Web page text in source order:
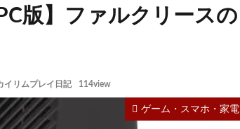
版】ファルクリースの
イリムプレイ日記 114view
ゲーム・スマホ・家電